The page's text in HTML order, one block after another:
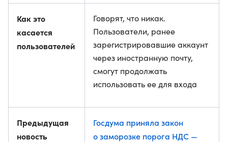
Как это
касается
пользователей
Говорят, что никак.
Пользователи, ранее
зарегистрировавшие аккаунт
через иностранную почту,
смогут продолжать
использовать ее для входа
Предыдущая
новость
Госдума приняла закон
о заморозке порога НДС —